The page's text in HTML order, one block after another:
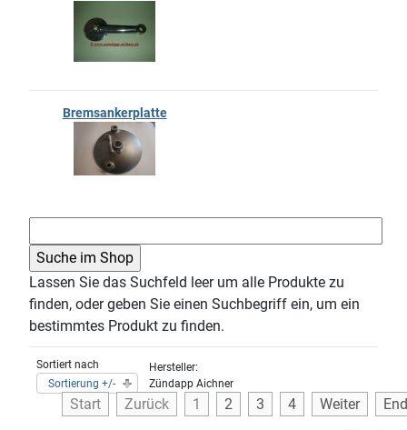
Bremsankerplatte
Lassen Sie das Suchfeld leer um alle Produkte zu
finden, oder geben Sie einen Suchbegriff ein, um ein
bestimmtes Produkt zu finden.
Sortiert nach
Sortierung +/-
Hersteller:
Zündapp Aichner
Start Zurück 1 2 3 4 Weiter